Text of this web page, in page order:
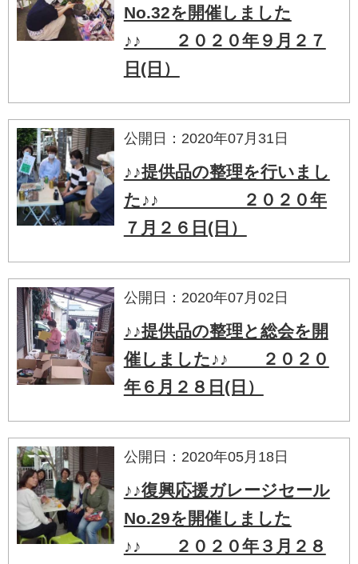
No.32を開催しました
♪♪ ２０２０年９月２７
日(日）
公開日：2020年07月31日
♪♪提供品の整理を行いまし
た♪♪ ２０２０年
７月２６日(日）
公開日：2020年07月02日
♪♪提供品の整理と総会を開
催しました♪♪ ２０２０
年６月２８日(日）
公開日：2020年05月18日
♪♪復興応援ガレージセール
No.29を開催しました
♪♪ ２０２０年３月２８